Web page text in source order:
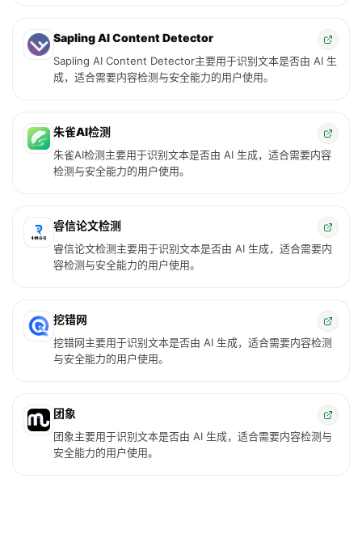
Sapling AI Content Detector
Sapling AI Content Detector主要用于识别文本是否由 AI 生
成，适合需要内容检测与安全能力的用户使用。
朱雀AI检测
朱雀AI检测主要用于识别文本是否由 AI 生成，适合需要内容
检测与安全能力的用户使用。
睿信论文检测
睿信论文检测主要用于识别文本是否由 AI 生成，适合需要内
容检测与安全能力的用户使用。
挖错网
挖错网主要用于识别文本是否由 AI 生成，适合需要内容检测
与安全能力的用户使用。
团象
团象主要用于识别文本是否由 AI 生成，适合需要内容检测与
安全能力的用户使用。